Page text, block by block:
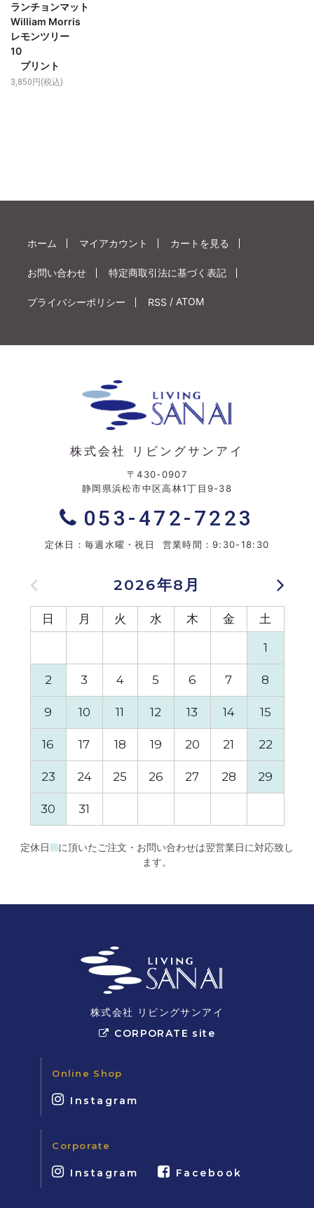
ランチョンマット
William Morris
レモンツリー
10
プリント
3,850円(税込)
ホーム マイアカウント カートを見る
お問い合わせ 特定商取引法に基づく表記
プライバシーポリシー RSS / ATOM
2026年8月
日 月 火 水 木 金 土
1
2 3 4 5 6 7 8
9 10 11 12 13 14 15
16 17 18 19 20 21 22
23 24 25 26 27 28 29
30 31
定休日
に頂いたご注文・お問い合わせは翌営業日に対応致し
ます。
株式会社 リビングサンアイ
〒430-0907
静岡県浜松市中区高林1丁目9-38
053-472-7223
定休日：毎週水曜・祝日 営業時間：9:30-18:30
株式会社 リビングサンアイ
CORPORATE site
Online Shop
Instagram
Corporate
Instagram Facebook